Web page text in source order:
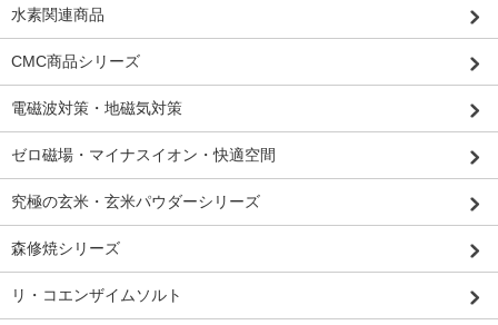
水素関連商品
CMC商品シリーズ
電磁波対策・地磁気対策
ゼロ磁場・マイナスイオン・快適空間
究極の玄米・玄米パウダーシリーズ
森修焼シリーズ
リ・コエンザイムソルト